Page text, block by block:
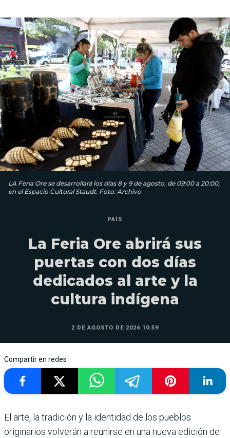
LA Feria Ore se desarrollará los días 8 y 9 de agosto, de 09:00 a 20:00,
en el Espacio Cultural Staudt. Foto: Archivo
PAÍS
La Feria Ore abrirá sus
puertas con dos días
dedicados al arte y la
cultura indígena
2 DE AGOSTO DE 2026 10:59
Compartir en redes
El arte, la tradición y la identidad de los pueblos
originarios volverán a reunirse en una nueva edición de